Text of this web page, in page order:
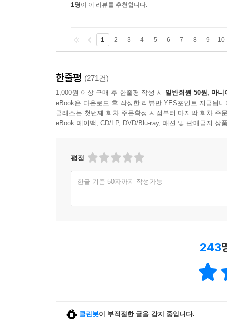
1명이 이 리뷰를 추천합니다.
1 2 3 4 5 6 7 8 9 10
한줄평 (271건)
1,000원 이상 구매 후 한줄평 작성 시 일반회원 50원, 마니
eBook은 다운로드 후 작성한 리뷰만 YES포인트 지급됩니
클래스는 첫번째 회차 주문확정 시점부터 마지막 회차 주
eBook 페이백, CD/LP, DVD/Blu-ray, 패션 및 판매금지 상
평점
한글 기준 50자까지 작성가능
243
클린봇이 부적절한 글을 감지 중입니다.